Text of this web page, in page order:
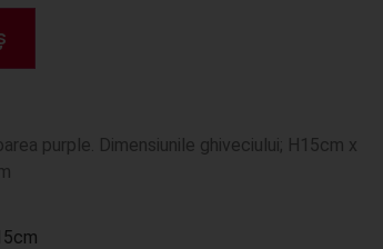
purple. Dimensiunile ghiveciului; H15cm x